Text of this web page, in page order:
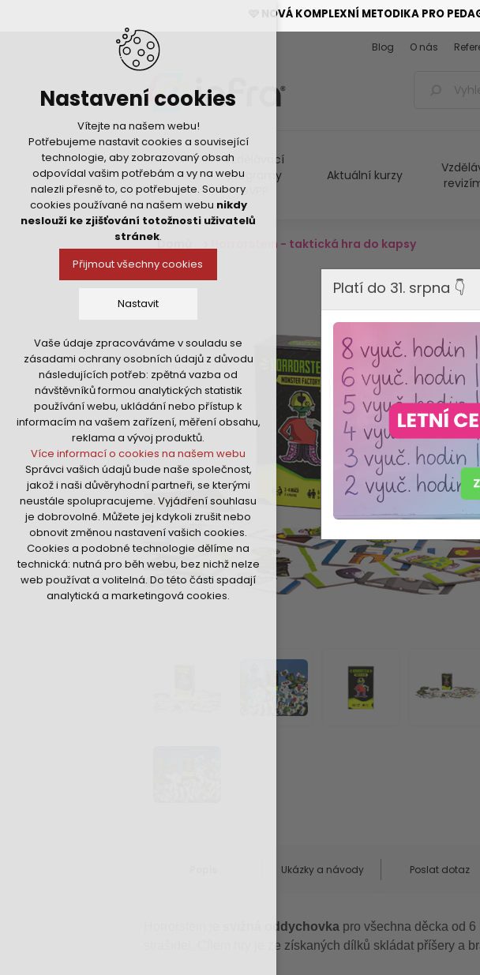
🩷 NOVÁ KOMPLEXNÍ METODIKA PRO
Nastavení cookies
Vítejte na našem webu!
Potřebujeme nastavit cookies a související
technologie, aby zobrazovaný obsah
odpovídal vašim potřebám a vy na webu
nalezli přesně to, co potřebujete. Soubory
cookies používané na našem webu nikdy
neslouží ke zjišťování totožnosti uživatelů
stránek.
Přijmout všechny cookies
Nastavit
Technická cookies
nutná pro provozování webu
udržení kontextu stránek (session):
případná přihlášení, volby jazyka, apod.
Volitelná cookies
analytická pro anonymizované
vyhodnocení návštěvnosti
marketingová cookies (Google,Hotjar,Sklik)
Více informací o cookies na našem webu
Přijmout všechny cookies
Odmítnout vše
Vaše údaje zpracováváme v souladu se
zásadami ochrany osobních údajů z důvodu
následujících potřeb: zpětná vazba od
návštěvníků formou analytických statistik
používání webu, ukládání nebo přístup k
informacím na vašem zařízení, měření obsahu,
reklama a vývoj produktů.
Více informací o cookies na našem webu
Správci vašich údajů bude naše společnost,
jakož i naši důvěryhodní partneři, se kterými
neustále spolupracujeme. Vyjádření souhlasu
je dobrovolné. Můžete jej kdykoli zrušit nebo
obnovit změnou nastavení vašich cookies.
Cookies a podobné technologie dělíme na
technická: nutná pro běh webu, bez nichž nelze
web používat a volitelná. Do této části spadají
analytická a marketingová cookies.
Vzdělávací
programy
DVPP
Aktuální kurzy
Blog O nás
Domů Horrorstein - taktická hra do kapsy
SLEVA
Ukázky a návody Poslat dotaz
oddychovka pro všechna děcka od
strašidel. Cílem hry je ze získaných dílků skládat příšery a
Platí do 31. srpna 👇